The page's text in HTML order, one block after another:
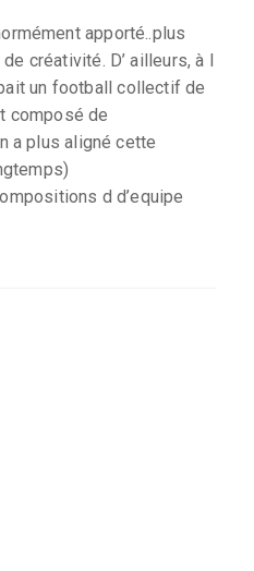
apporté..plus
créativité. D’ ailleurs, à l
un football collectif de
composé de
a plus aligné cette
d d’equipe